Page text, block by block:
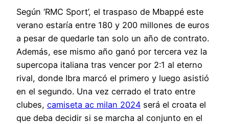
Según ‘RMC Sport’, el traspaso de Mbappé este
verano estaría entre 180 y 200 millones de euros
a pesar de quedarle tan solo un año de contrato.
Además, ese mismo año ganó por tercera vez la
supercopa italiana tras vencer por 2:1 al eterno
rival, donde Ibra marcó el primero y luego asistió
en el segundo. Una vez cerrado el trato entre
clubes, camiseta ac milan 2024 será el croata el
que deba decidir si se marcha al conjunto en el